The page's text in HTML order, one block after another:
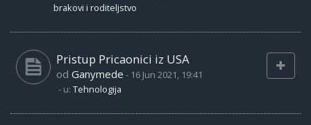
brakovi i roditeljstvo
Pristup Pricaonici iz USA
od Ganymede - 16 Jun 2021, 19:41
- u: Tehnologija